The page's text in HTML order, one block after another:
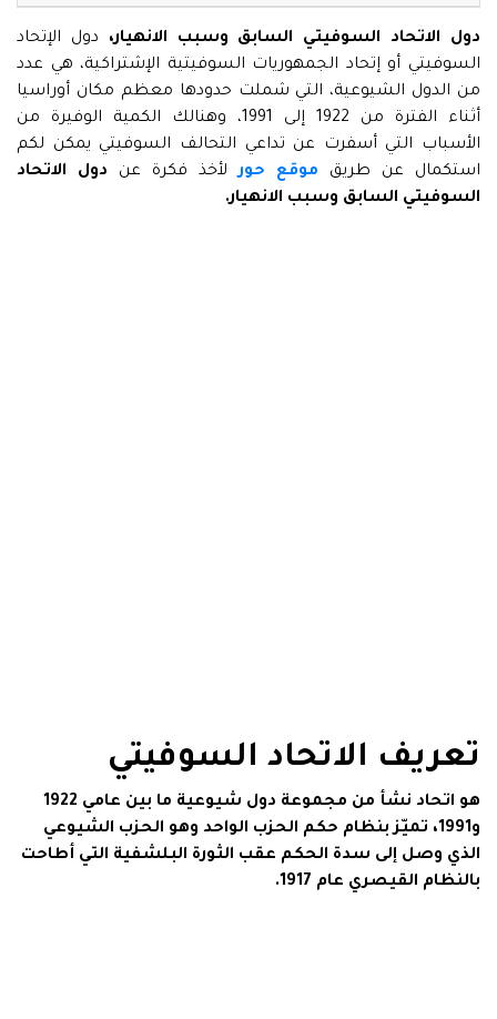
دول الاتحاد السوفيتي السابق وسبب الانهيار، دول الإتحاد
السوفيتي أو إتحاد الجمهوريات السوفيتية الإشتراكية، هي عدد
من الدول الشيوعية، التي شملت حدودها معظم مكان أوراسيا
أثناء الفترة من 1922 إلى 1991، وهنالك الكمية الوفيرة من
الأسباب التي أسفرت عن تداعي التحالف السوفيتي يمكن لكم
استكمال عن طريق موقع حورلأخذ فكرة عن دول الاتحاد
السوفيتي السابق وسبب الانهيار.
تعريف الاتحاد السوفيتي
هو اتحاد نشأ من مجموعة دول شيوعية ما بين عامي 1922
و1991، تميّز بنظام حكم الحزب الواحد وهو الحزب الشيوعي
الذي وصل إلى سدة الحكم عقب الثورة البلشفية التي أطاحت
بالنظام القيصري عام 1917.